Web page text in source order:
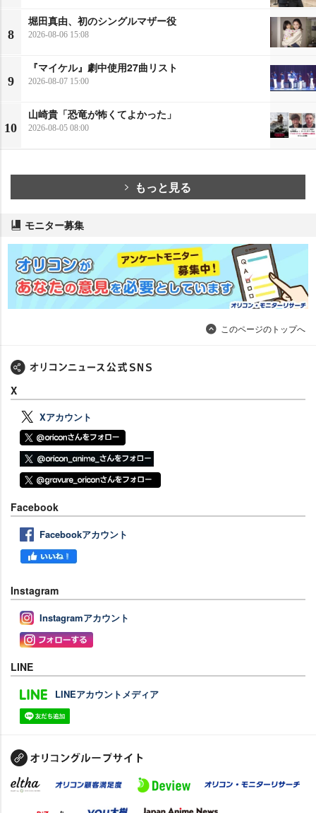
8
堀田真由、初のシングルマザー役
2026-08-06 15:08
9
『マイケル』劇中使用27曲リスト
2026-08-07 15:00
10
山崎貴「恐竜が怖くてよかった」
2026-08-05 08:00
もっと見る
モニター募集
このページのトップへ
X
Xアカウント
Facebook
Facebookアカウント
Instagram
Instagramアカウント
LINE
LINEアカウントメディア